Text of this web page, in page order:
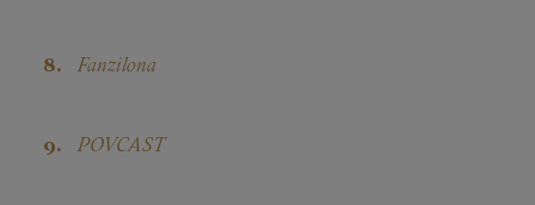
Fanzilona
POVCAST